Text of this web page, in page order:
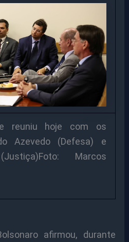
reuniu hoje com os
Azevedo (Defesa) e
Marcos
afirmou, durante